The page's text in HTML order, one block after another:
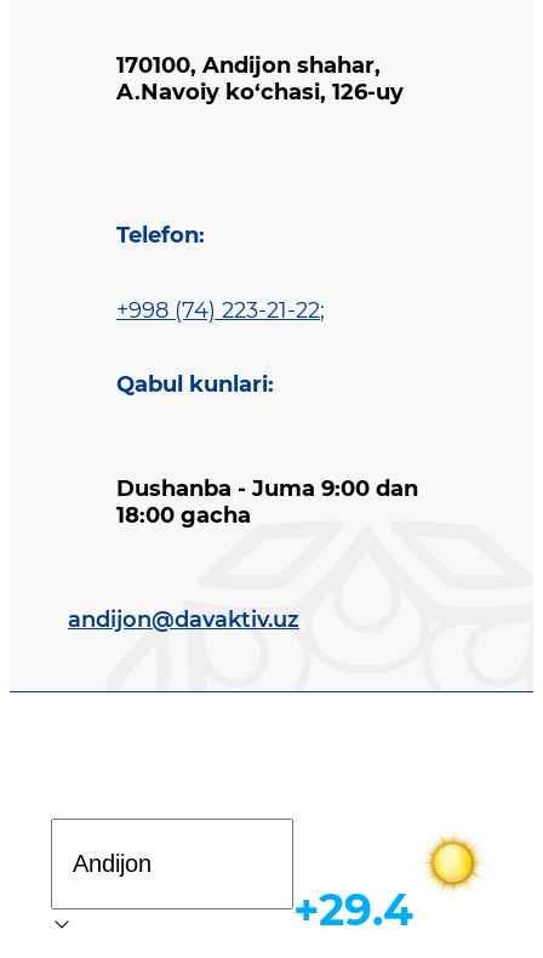
170100, Andijon shahar,
A.Navoiy ko‘chasi, 126-uy
Telefon:
+998 (74) 223-21-22;
Qabul kunlari:
Dushanba - Juma 9:00 dan
18:00 gacha
andijon@davaktiv.uz
Ob-havo
+29.4